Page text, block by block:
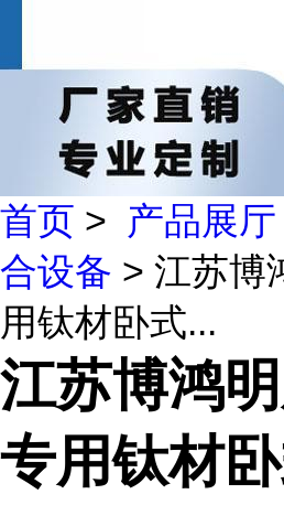
首页 > 产品展厅
合设备 > 江苏博
用钛材卧式...
江苏博鸿
专用钛材